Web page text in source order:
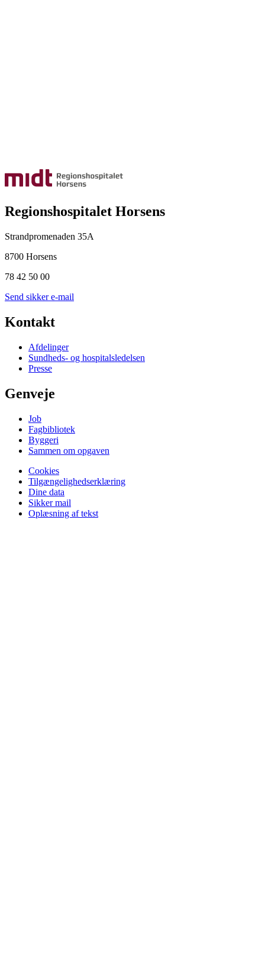
Regionshospitalet Horsens
Strandpromenaden 35A
8700 Horsens
78 42 50 00
Send sikker e-mail
Kontakt
Afdelinger
Sundheds- og hospitalsledelsen
Presse
Genveje
Job
Fagbibliotek
Byggeri
Sammen om opgaven
Cookies
Tilgængelighedserklæring
Dine data
Sikker mail
Oplæsning af tekst